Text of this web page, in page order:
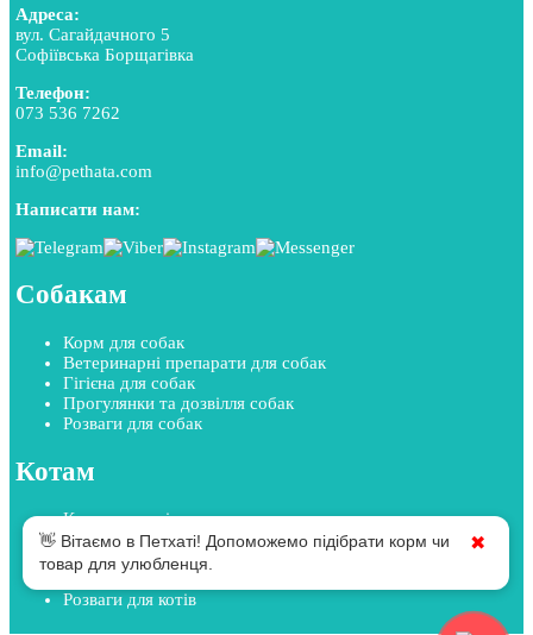
Адреса:
вул. Сагайдачного 5
Софіївська Борщагівка
Телефон:
073 536 7262
Email:
info@pethata.com
Написати нам:
Собакам
Корм для собак
Ветеринарні препарати для собак
Гігієна для собак
Прогулянки та дозвілля собак
Розваги для собак
Котам
Корм для котів
Ветеринарні препарати для котів
Гігієна для котів
Прогулянки та дозвілля котів
Розваги для котів
👋 Вітаємо в Петхаті! Допоможемо підібрати корм чи
товар для улюбленця.
✖